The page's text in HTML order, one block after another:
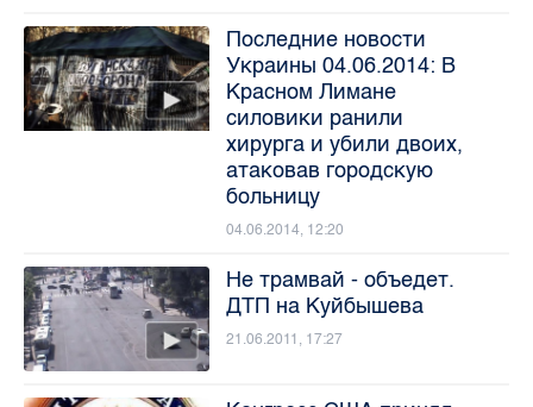
Последние новости
Украины 04.06.2014: В
Красном Лимане
силовики ранили
хирурга и убили двоих,
атаковав городскую
больницу
04.06.2014, 12:20
Не трамвай - объедет.
ДТП на Куйбышева
21.06.2011, 17:27